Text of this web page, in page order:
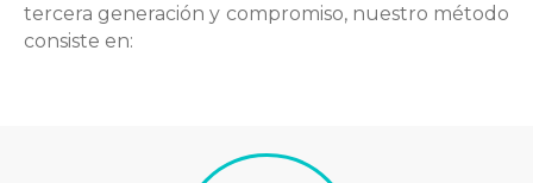
tercera generación y compromiso, nuestro método
consiste en: